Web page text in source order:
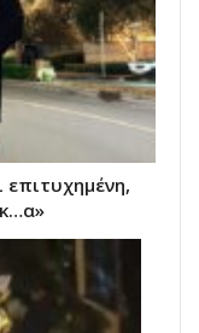
επιτυχημένη,